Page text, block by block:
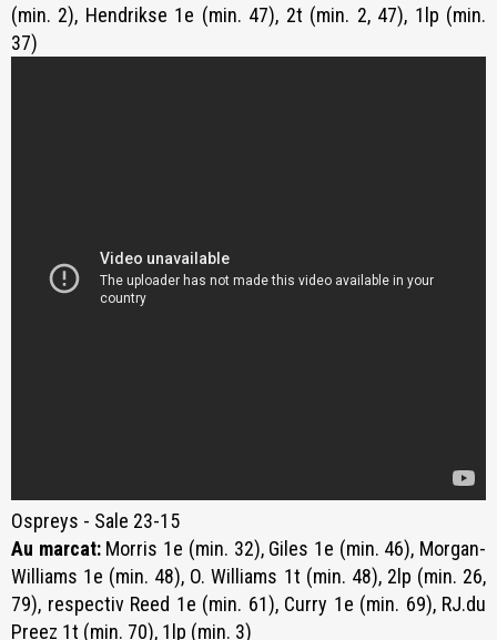
(min. 2), Hendrikse 1e (min. 47), 2t (min. 2, 47), 1lp (min.
37)
Ospreys - Sale 23-15
Au marcat: Morris 1e (min. 32), Giles 1e (min. 46), Morgan-
Williams 1e (min. 48), O. Williams 1t (min. 48), 2lp (min. 26,
79), respectiv Reed 1e (min. 61), Curry 1e (min. 69), RJ.du
Preez 1t (min. 70), 1lp (min. 3)